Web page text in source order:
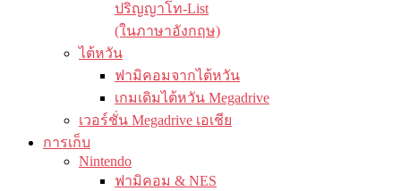
ปริญญาโท-List
(ในภาษาอังกฤษ)
ไต้หวัน
ฟามิคอมจากไต้หวัน
เกมเดิมไต้หวัน Megadrive
เวอร์ชั่น Megadrive เอเชีย
การเก็บ
Nintendo
ฟามิคอม & NES